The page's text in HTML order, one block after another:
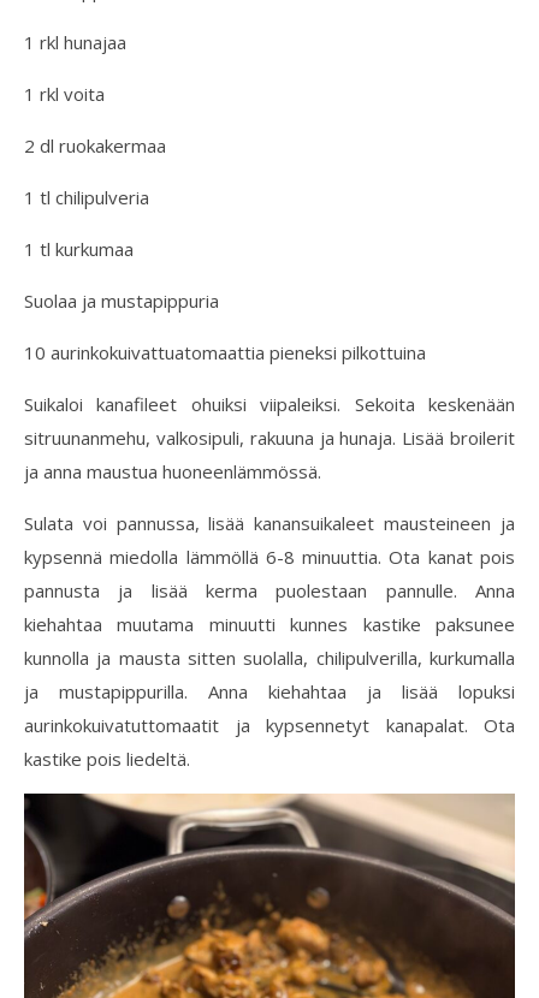
1 rkl hunajaa
1 rkl voita
2 dl ruokakermaa
1 tl chilipulveria
1 tl kurkumaa
Suolaa ja mustapippuria
10 aurinkokuivattuatomaattia pieneksi pilkottuina
Suikaloi kanafileet ohuiksi viipaleiksi. Sekoita keskenään
sitruunanmehu, valkosipuli, rakuuna ja hunaja. Lisää broilerit
ja anna maustua huoneenlämmössä.
Sulata voi pannussa, lisää kanansuikaleet mausteineen ja
kypsennä miedolla lämmöllä 6-8 minuuttia. Ota kanat pois
pannusta ja lisää kerma puolestaan pannulle. Anna
kiehahtaa muutama minuutti kunnes kastike paksunee
kunnolla ja mausta sitten suolalla, chilipulverilla, kurkumalla
ja mustapippurilla. Anna kiehahtaa ja lisää lopuksi
aurinkokuivatuttomaatit ja kypsennetyt kanapalat. Ota
kastike pois liedeltä.